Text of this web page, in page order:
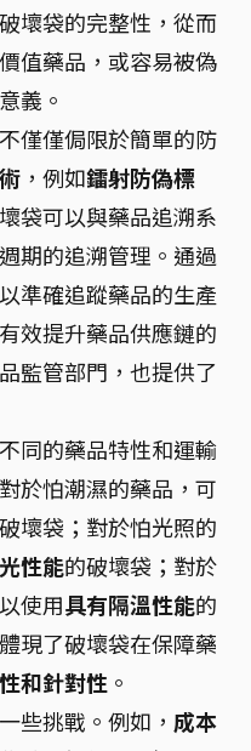
壞袋的完整性，從而
值藥品，或容易被偽
義。
僅僅侷限於簡單的防
，例如鐳射防偽標
袋可以與藥品追溯系
期的追溯管理。通過
準確追蹤藥品的生產
效提升藥品供應鏈的
監管部門，也提供了
同的藥品特性和運輸
於怕潮濕的藥品，可
壞袋；對於怕光照的
性能的破壞袋；對於
使用具有隔溫性能的
現了破壞袋在保障藥
和針對性 。
些挑戰。例如， 成本